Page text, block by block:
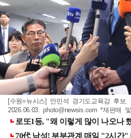
[수원=뉴시스] 안민석 경기도교육감 후보.
2026.06.03.photo@newsis.com *재판매